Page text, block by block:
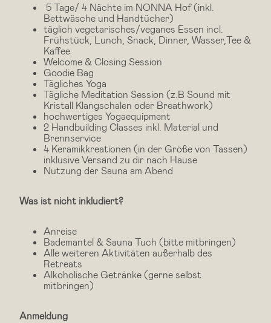
5 Tage/ 4 Nächte im NONNA Hof (inkl.
Bettwäsche und Handtücher)
täglich vegetarisches/veganes Essen incl.
Frühstück, Lunch, Snack, Dinner, Wasser,Tee &
Kaffee
Welcome & Closing Session
Goodie Bag
Tägliches Yoga
Tägliche Meditation Session (z.B Sound mit
Kristall Klangschalen oder Breathwork)
hochwertiges Yogaequipment
2 Handbuilding Classes inkl. Material und
Brennservice
4 Keramikkreationen (in der Größe von Tassen)
inklusive Versand zu dir nach Hause
Nutzung der Sauna am Abend
Was ist nicht inkludiert?
Anreise
Bademantel & Sauna Tuch (bitte mitbringen)
Alle weiteren Aktivitäten außerhalb des
Retreats
Alkoholische Getränke (gerne selbst
mitbringen)
Anmeldung